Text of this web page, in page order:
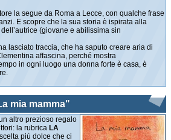
la segue da Roma a Lecce, con qualche frase
E scopre che la sua storia è ispirata alla
(giovane e abilissima sin
lasciato traccia, che ha saputo creare aria di
affascina, perché mostra
in ogni luogo una donna forte è casa, è
mia mamma"
altro prezioso regalo
la rubrica LA
più dolce che ci